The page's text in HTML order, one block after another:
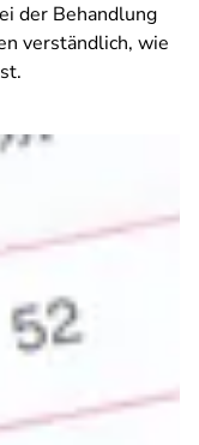
der Behandlung
verständlich, wie